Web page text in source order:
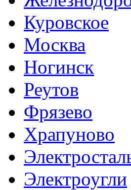
Куровское
Москва
Ногинск
Реутов
Фрязево
Храпуново
Электроугли